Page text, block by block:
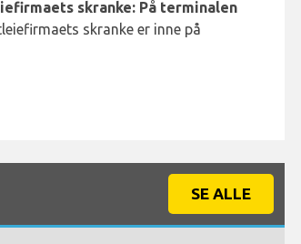
skranke: På terminalen
skranke er inne på
SE ALLE